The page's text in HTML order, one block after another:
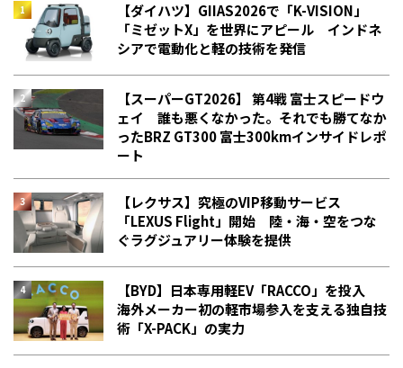
【ダイハツ】GIIAS2026で「K-VISION」
「ミゼットX」を世界にアピール インドネ
シアで電動化と軽の技術を発信
【スーパーGT2026】 第4戦 富士スピードウ
ェイ 誰も悪くなかった。それでも勝てなか
った――BRZ GT300 富士300kmインサイドレポ
ート
【レクサス】究極のVIP移動サービス
「LEXUS Flight」開始 陸・海・空をつな
ぐラグジュアリー体験を提供
【BYD】日本専用軽EV「RACCO」を投入
海外メーカー初の軽市場参入を支える独自技
術「X-PACK」の実力